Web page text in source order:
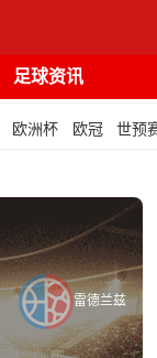
足球资讯
欧洲杯 欧冠 世预
雷德兰兹